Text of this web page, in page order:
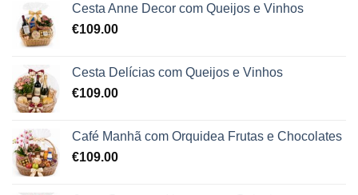
Cesta Anne Decor com Queijos e Vinhos
€109.00
Cesta Delícias com Queijos e Vinhos
€109.00
Café Manhã com Orquidea Frutas e Chocolates
€109.00